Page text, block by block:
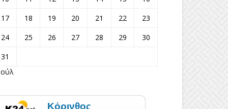
17
18 19 20 21 22
23
24
25 26 27 28 29
30
31